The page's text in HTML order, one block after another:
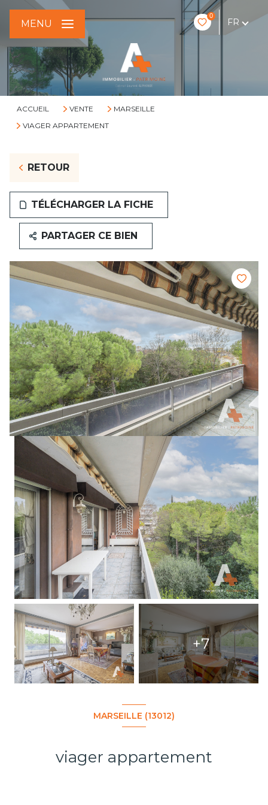
0
FR
MENU
ACCUEIL VENTE
MARSEILLE
VIAGER APPARTEMENT
RETOUR
TÉLÉCHARGER LA FICHE
PARTAGER CE BIEN
+7
MARSEILLE (13012)
viager appartement